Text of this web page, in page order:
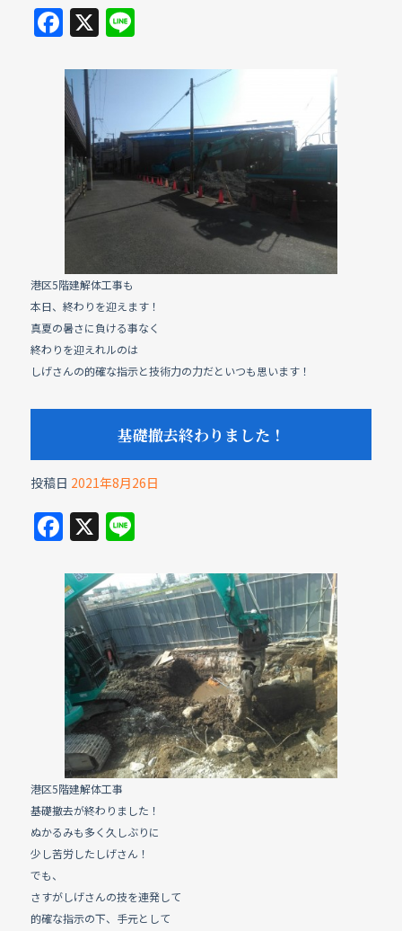
F
a
c
e
b
o
o
k
X Li
e
港区5階建解体工事も
本日、終わりを迎えます！
真夏の暑さに負ける事なく
終わりを迎えれルのは
しげさんの的確な指示と技術力の力だといつも思います！
基礎撤去終わりました！
投稿日 2021年8月26日
F
a
c
e
b
o
o
k
X Li
e
港区5階建解体工事
基礎撤去が終わりました！
ぬかるみも多く久しぶりに
少し苦労したしげさん！
でも、
さすがしげさんの技を連発して
的確な指示の下、手元として